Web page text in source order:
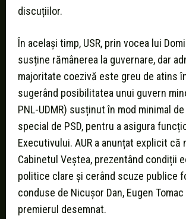
discuțiilor.
În același timp, USR, prin vocea lui
susține rămânerea la guvernare, dar
majoritate coezivă este greu de atins
sugerând posibilitatea unui guvern
PNL-UDMR) susținut în mod minimal
special de PSD, pentru a asigura
Executivului. AUR a anunțat explicit că
Cabinetul Veștea, prezentând condiții
politice clare și cerând scuze publice
conduse de Nicușor Dan, Eugen Tomac
premierul desemnat.